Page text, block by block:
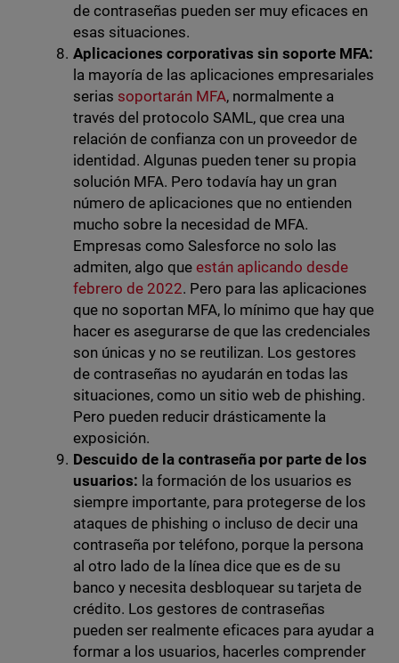
de contraseñas pueden ser muy eficaces en
esas situaciones.
Aplicaciones corporativas sin soporte MFA:
la mayoría de las aplicaciones empresariales
serias soportarán MFA, normalmente a
través del protocolo SAML, que crea una
relación de confianza con un proveedor de
identidad. Algunas pueden tener su propia
solución MFA. Pero todavía hay un gran
número de aplicaciones que no entienden
mucho sobre la necesidad de MFA.
Empresas como Salesforce no solo las
admiten, algo que están aplicando desde
febrero de 2022. Pero para las aplicaciones
que no soportan MFA, lo mínimo que hay que
hacer es asegurarse de que las credenciales
son únicas y no se reutilizan. Los gestores
de contraseñas no ayudarán en todas las
situaciones, como un sitio web de phishing.
Pero pueden reducir drásticamente la
exposición.
Descuido de la contraseña por parte de los
usuarios: la formación de los usuarios es
siempre importante, para protegerse de los
ataques de phishing o incluso de decir una
contraseña por teléfono, porque la persona
al otro lado de la línea dice que es de su
banco y necesita desbloquear su tarjeta de
crédito. Los gestores de contraseñas
pueden ser realmente eficaces para ayudar a
formar a los usuarios, hacerles comprender